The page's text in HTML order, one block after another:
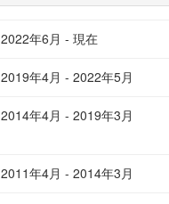
2022年6月 - 現在
2019年4月 - 2022年5月
2014年4月 - 2019年3月
2011年4月 - 2014年3月